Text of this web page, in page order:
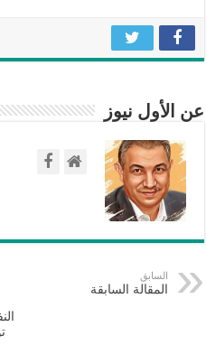
عن الأول نيوز
السابق
المقالة السابقة